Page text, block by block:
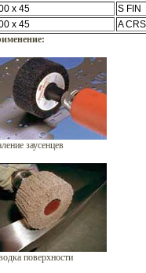
х 45
S FIN
х 45
A CRS
заусенцев
поверхности